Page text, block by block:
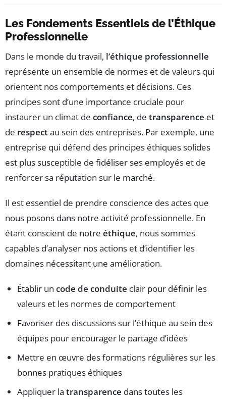
Les Fondements Essentiels de l’Éthique
Professionnelle
Dans le monde du travail, l’éthique professionnelle
représente un ensemble de normes et de valeurs qui
orientent nos comportements et décisions. Ces
principes sont d’une importance cruciale pour
instaurer un climat de confiance, de transparence et
de respectau sein des entreprises. Par exemple, une
entreprise qui défend des principes éthiques solides
est plus susceptible de fidéliser ses employés et de
renforcer sa réputation sur le marché.
Il est essentiel de prendre conscience des actes que
nous posons dans notre activité professionnelle. En
étant conscient de notre éthique, nous sommes
capables d’analyser nos actions et d’identifier les
domaines nécessitant une amélioration.
Établir un code de conduite clair pour définir les
valeurs et les normes de comportement
Favoriser des discussions sur l’éthique au sein des
équipes pour encourager le partage d’idées
Mettre en œuvre des formations régulières sur les
bonnes pratiques éthiques
Appliquer la transparence dans toutes les